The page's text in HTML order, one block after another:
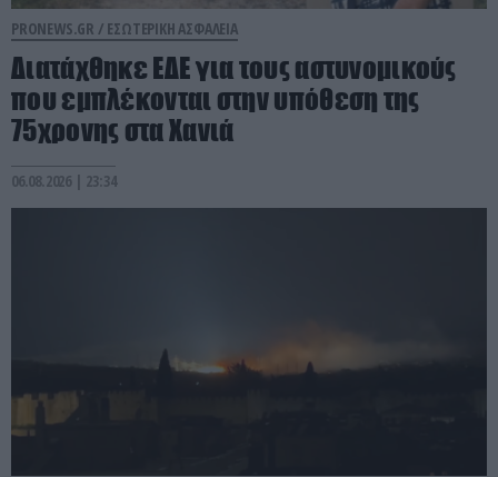
PRONEWS.GR / ΕΣΩΤΕΡΙΚΗ ΑΣΦΑΛΕΙΑ
Διατάχθηκε ΕΔΕ για τους αστυνομικούς
που εμπλέκονται στην υπόθεση της
75χρονης στα Χανιά
06.08.2026 | 23:34